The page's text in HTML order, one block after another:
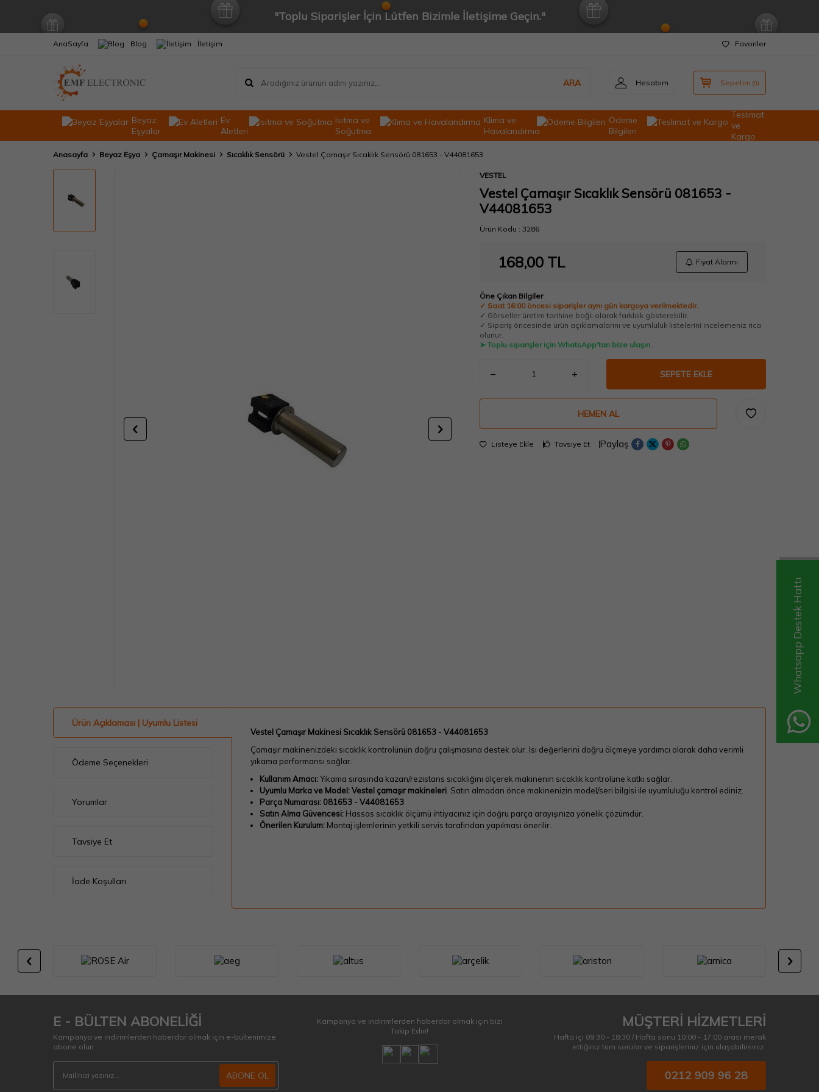
Whatsapp Destek Hattı
"Toplu Siparişler İçin Lütfen Bizimle İletişime Geçin."
AnaSayfa Blog İletişim Favoriler
ARA Hesabım Sepetim (0)
Beyaz
Eşyalar
Ev
Aletleri
Isıtma ve
Soğutma
Klima ve
Havalandırma
Ödeme
Bilgileri
Teslimat
ve
Kargo
Anasayfa Beyaz Eşya Çamaşır Makinesi Sıcaklık Sensörü Vestel Çamaşır Sıcaklık Sensörü 081653 - V44081653
VESTEL
Vestel Çamaşır Sıcaklık Sensörü 081653 -
V44081653
Ürün Kodu : 3286
168,00 TL Fiyat Alarmı
Öne Çıkan Bilgiler
✓ Saat 16:00 öncesi siparişler aynı gün kargoya verilmektedir.
✓ Görseller üretim tarihine bağlı olarak farklılık gösterebilir.
✓ Sipariş öncesinde ürün açıklamalarını ve uyumluluk listelerini incelemeniz rica
olunur.
➤ Toplu siparişler için WhatsApp'tan bize ulaşın.
SEPETE EKLE
HEMEN AL
Listeye Ekle Tavsiye Et Paylaş
Ürün Açıklaması | Uyumlu Listesi
Ödeme Seçenekleri
Yorumlar
Tavsiye Et
İade Koşulları
Vestel Çamaşır Makinesi Sıcaklık Sensörü 081653 - V44081653
Çamaşır makinenizdeki sıcaklık kontrolünün doğru çalışmasına destek olur. Isı değerlerini doğru ölçmeye yardımcı olarak daha verimli
yıkama performansı sağlar.
Kullanım Amacı:Yıkama sırasında kazan/rezistans sıcaklığını ölçerek makinenin sıcaklık kontrolüne katkı sağlar.
Uyumlu Marka ve Model: Vestel çamaşır makineleri. Satın almadan önce makinenizin model/seri bilgisi ile uyumluluğu kontrol ediniz.
Parça Numarası: 081653 - V44081653
Satın Alma Güvencesi:Hassas sıcaklık ölçümü ihtiyacınız için doğru parça arayışınıza yönelik çözümdür.
Önerilen Kurulum:Montaj işlemlerinin yetkili servis tarafından yapılması önerilir.
E - BÜLTEN ABONELİĞİ
Kampanya ve indirimlerden haberdar olmak için e-bültenimize
abone olun.
ABONE OL
Kampanya ve indirimlerden haberdar olmak için bizi
Takip Edin!
MÜŞTERİ HİZMETLERİ
Hafta içi 09:30 - 18:30 / Hafta sonu 10:00 - 17:00 arası merak
ettiğiniz tüm sorular ve siparişleriniz için ulaşabilirsiniz.
0212 909 96 28